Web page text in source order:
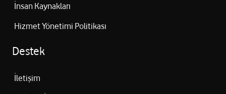
İnsan Kaynakları
Hizmet Yönetimi Politikası
Destek
İletişim